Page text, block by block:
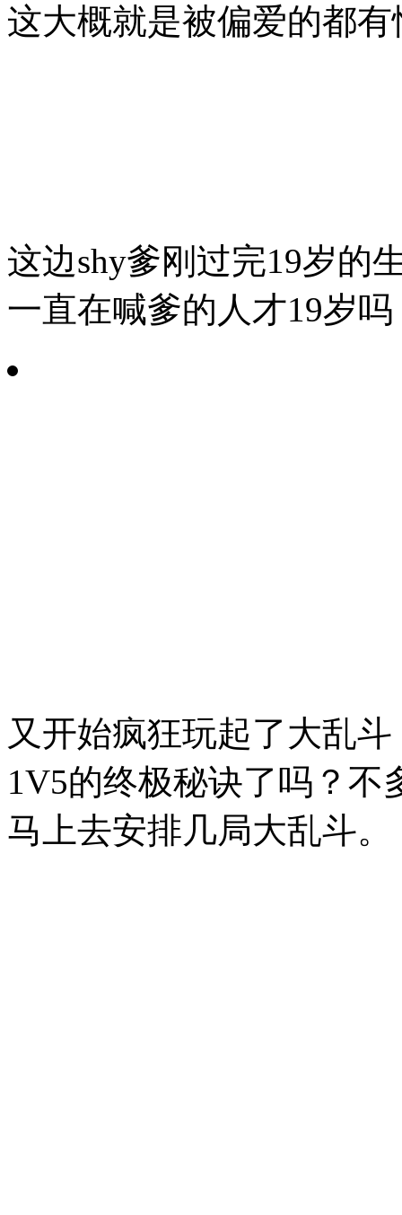
这大概就是被偏爱的都
这边shy爹刚过完19岁的
一直在喊爹的人才19岁
又开始疯狂玩起了大乱
1V5的终极秘诀了吗？不
马上去安排几局大乱斗。